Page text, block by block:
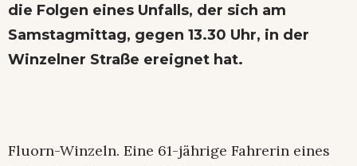
die Folgen eines Unfalls, der sich am
Samstagmittag, gegen 13.30 Uhr, in der
Winzelner Straße ereignet hat.
Fluorn-Winzeln. Eine 61-jährige Fahrerin eines